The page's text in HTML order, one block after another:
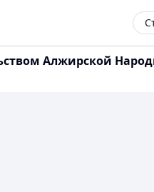
Алжирской